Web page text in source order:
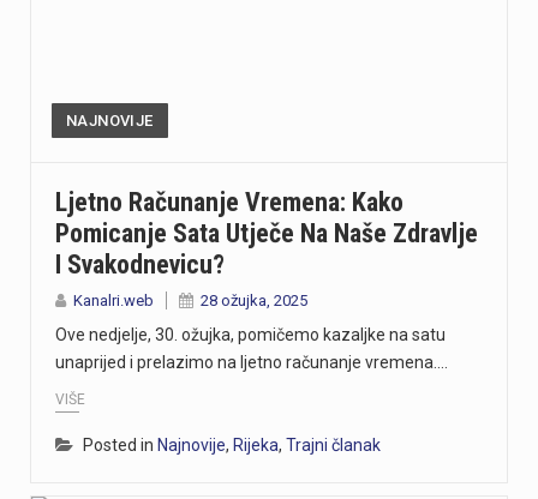
NAJNOVIJE
Ljetno Računanje Vremena: Kako
Pomicanje Sata Utječe Na Naše Zdravlje
I Svakodnevicu?
Kanalri.web 28 ožujka, 2025
Ove nedjelje, 30. ožujka, pomičemo kazaljke na satu
unaprijed i prelazimo na ljetno računanje vremena.…
VIŠE
Posted in Najnovije, Rijeka, Trajni članak